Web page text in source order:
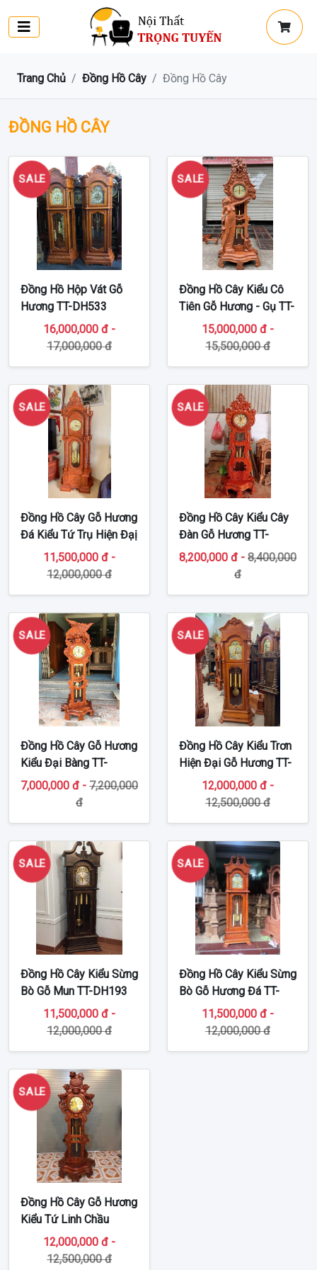
Trang Chủ Đồng Hồ Cây Đồng Hồ Cây
ĐỒNG HỒ CÂY
SALE
Đồng Hồ Hộp Vát Gỗ
Hương TT-DH533
16,000,000 đ -
17,000,000 đ
SALE
Đồng Hồ Cây Kiểu Cô
Tiên Gỗ Hương - Gụ TT-
DH19115,000,000 đ -
15,500,000 đ
SALE
Đồng Hồ Cây Gỗ Hương
Đá Kiểu Tứ Trụ Hiện Đạị
TT-DH190
11,500,000 đ -
12,000,000 đ
SALE
Đồng Hồ Cây Kiểu Cây
Đàn Gỗ Hương TT-
DH197
8,200,000 đ - 8,400,000
đ
SALE
Đồng Hồ Cây Gỗ Hương
Kiểu Đại Bàng TT-
DH195
7,000,000 đ - 7,200,000
đ
SALE
Đồng Hồ Cây Kiểu Trơn
Hiện Đại Gỗ Hương TT-
DH19412,000,000 đ -
12,500,000 đ
SALE
Đồng Hồ Cây Kiểu Sừng
Bò Gỗ Mun TT-DH193
11,500,000 đ -
12,000,000 đ
SALE
Đồng Hồ Cây Kiểu Sừng
Bò Gỗ Hương Đá TT-
DH19211,500,000 đ -
12,000,000 đ
SALE
Đồng Hồ Cây Gỗ Hương
Kiểu Tứ Linh Chầu
Nguyệt TT-DH196
12,000,000 đ -
12,500,000 đ